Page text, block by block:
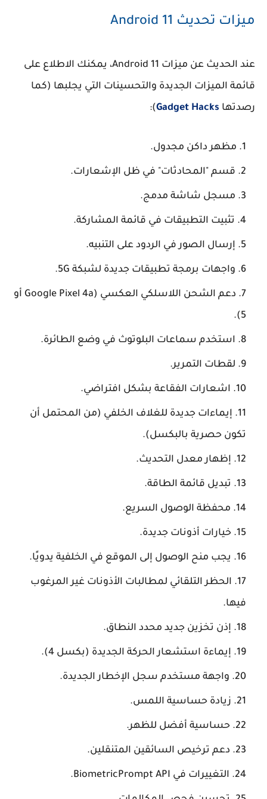
ميزات تحديث Android 11
عند الحديث عن ميزات Android 11، يمكنك الاطلاع على
قائمة الميزات الجديدة والتحسينات التي يجلبها (كما
رصدتها Gadget Hacks
):
مظهر داكن مجدول.
قسم "المحادثات" في ظل الإشعارات.
مسجل شاشة مدمج.
تثبيت التطبيقات في قائمة المشاركة.
إرسال الصور في الردود على التنبيه.
واجهات برمجة تطبيقات جديدة لشبكة 5G.
دعم الشحن اللاسلكي العكسي (Google Pixel 4a أو
5).
استخدم سماعات البلوتوث في وضع الطائرة.
لقطات التمرير.
اشعارات الفقاعة بشكل افتراضي.
إيماءات جديدة للغلاف الخلفي (من المحتمل أن
تكون حصرية بالبكسل).
إظهار معدل التحديث.
تبديل قائمة الطاقة.
محفظة الوصول السريع.
خيارات أذونات جديدة.
يجب منح الوصول إلى الموقع في الخلفية يدويًا.
الحظر التلقائي لمطالبات الأذونات غير المرغوب
فيها.
إذن تخزين جديد محدد النطاق.
إيماءة استشعار الحركة الجديدة (بكسل 4).
واجهة مستخدم سجل الإخطار الجديدة.
زيادة حساسية اللمس.
حساسية أفضل للظهر.
دعم ترخيص السائقين المتنقلين.
التغييرات في BiometricPrompt API.